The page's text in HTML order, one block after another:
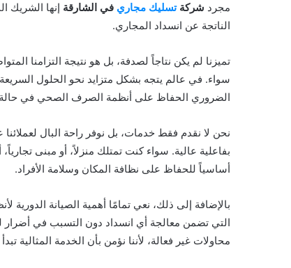
مجرد شركةتسليك مجاري في الشارقة إنها الشريك
الناتجة عن انسداد المجاري.
تميزنا لم يكن نتاجاً لصدفة، بل هو نتيجة التزامنا
سواء. في عالم يتجه بشكل متزايد نحو الحلول السريعة
الضروري الحفاظ على أنظمة الصرف الصحي في
نحن لا نقدم فقط خدمات، بل نوفر راحة البال
بفاعلية عالية. سواء كنت تمتلك منزلاً، أو مبنى
أساسياً للحفاظ على نظافة المكان وسلامة الأفراد.
بالإضافة إلى ذلك، نعي تمامًا أهمية الصيانة
التي تضمن معالجة أي انسداد دون التسبب في أضرار
محاولات غير فعالة، لأننا نؤمن بأن الخدمة المثالية